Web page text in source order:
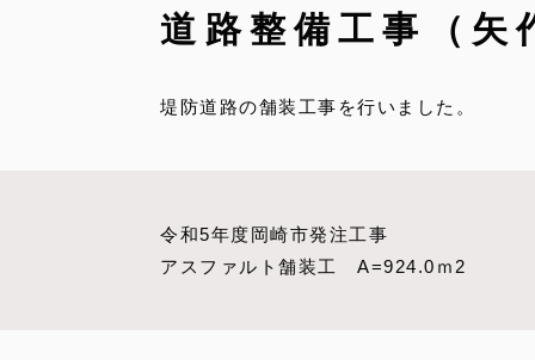
道路整備工事（矢
堤防道路の舗装工事を行いました。
令和5年度岡崎市発注工事
アスファルト舗装工 A=924.0ｍ2